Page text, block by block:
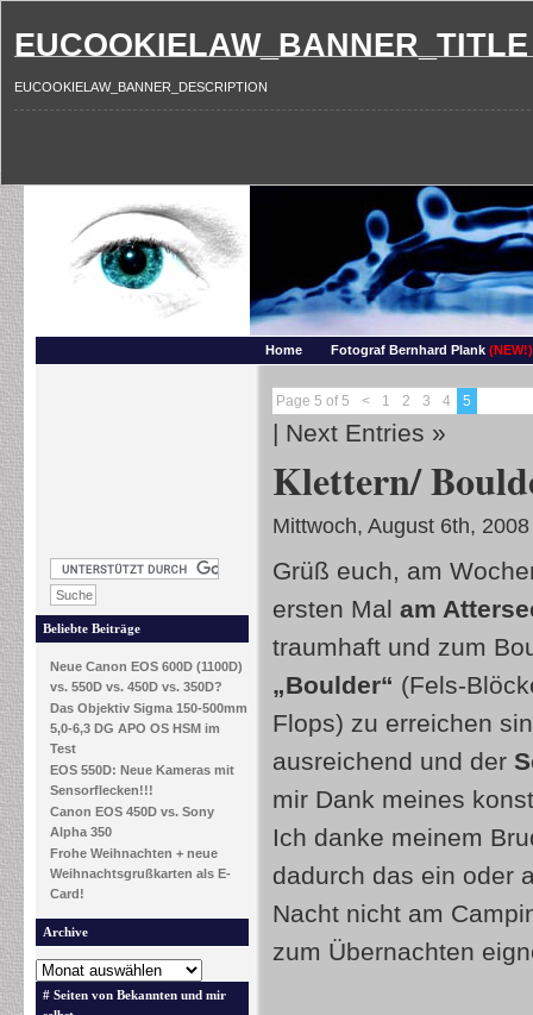
EUCOOKIELAW_BANNER_TITLE
EUCOOKIELAW_BANNER_DESCRIPTION
Home Fotograf Bernhard Plank (NEW!)
Beliebte Beiträge
Neue Canon EOS 600D (1100D)
vs. 550D vs. 450D vs. 350D?
Das Objektiv Sigma 150-500mm
5,0-6,3 DG APO OS HSM im
Test
EOS 550D: Neue Kameras mit
Sensorflecken!!!
Canon EOS 450D vs. Sony
Alpha 350
Frohe Weihnachten + neue
Weihnachtsgrußkarten als E-
Card!
Archive
# Seiten von Bekannten und mir
Page 5 of 5 < 1 2 3 4 5
| Next Entries »
Klettern/
Mittwoch, August 6th, 2008
Grüß euch, am
ersten Mal am
traumhaft und zum
„Boulder“ (Fels-
Flops) zu erreichen
ausreichend und der
mir Dank meines
Ich danke meinem
dadurch das ein oder
Nacht nicht am
zum Übernachten